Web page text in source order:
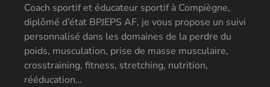
Coach sportif et éducateur sportif à Compiègne,
diplômé d’état BPJEPS AF, je vous propose un suivi
personnalisé dans les domaines de la perdre du
poids, musculation, prise de masse musculaire,
crosstraining, fitness, stretching, nutrition,
rééducation…